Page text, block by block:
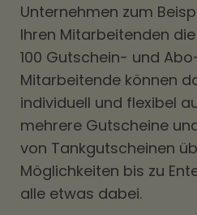
Unternehmen zum
Ihren Mitarbeitenden
100 Gutschein- und
Mitarbeitende können
individuell und flexibel
mehrere Gutscheine
von Tankgutscheinen
Möglichkeiten bis zu
alle etwas dabei.